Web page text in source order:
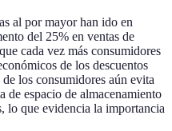
al por mayor han ido en
del 25% en ventas de
cada vez más consumidores
de los descuentos
los consumidores aún evita
de espacio de almacenamiento
lo que evidencia la importancia